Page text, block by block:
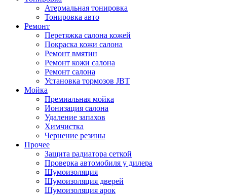
Атермальная тонировка
Тонировка авто
Ремонт
Перетяжка салона кожей
Покраска кожи салона
Ремонт вмятин
Ремонт кожи салона
Ремонт салона
Установка тормозов JBT
Мойка
Премиальная мойка
Ионизация салона
Удаление запахов
Химчистка
Чернение резины
Прочее
Защита радиатора сеткой
Проверка автомобиля у дилера
Шумоизоляция
Шумоизоляция дверей
Шумоизоляция арок